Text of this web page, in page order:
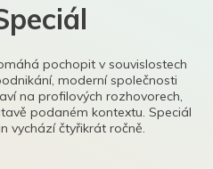
pochopit v souvislostech
moderní společnosti
na profilových rozhovorech,
podaném kontextu. Speciál
vychází čtyřikrát ročně.